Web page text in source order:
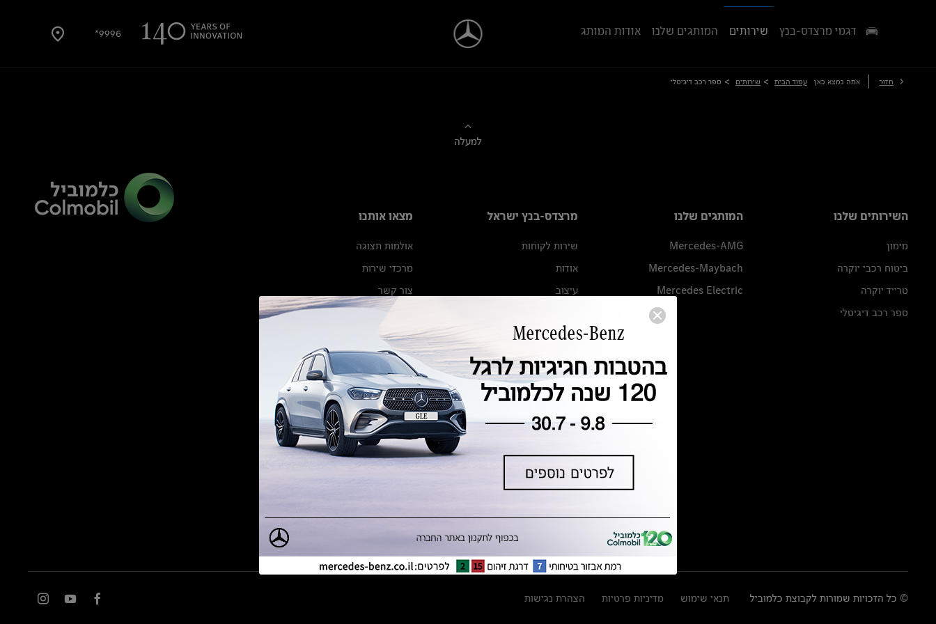
9996* דגמי מרצדס-בנץ שירותים המותגים שלנו אודות המותג
חזור אתה נמצא כאן עמוד הבית > שירותים > ספר רכב דיגיטלי
למעלה
השירותים שלנו
מימון
ביטוח רכבי יוקרה
טרייד יוקרה
ספר רכב דיגיטלי
המותגים שלנו
Mercedes-AMG
Mercedes-Maybach
Mercedes Electric
מרצדס-בנץ ישראל
שירות לקוחות
אודות
עיצוב
מגזין מרצדס-בנץ
ספרי רכב מרצדס-בנץ
נתוני זיהום אוויר וצריכת דלק וחשמל
נתוני תווית צמיגים
מחירון חלפים
הודעה על הטבות לרכבי מרצדס בהסדר
מצאו אותנו
אולמות תצוגה
מרכזי שירות
צור קשר
© כל הזכויות שמורות לקבוצת כלמוביל תנאי שימוש מדיניות פרטיות הצהרת נגישות